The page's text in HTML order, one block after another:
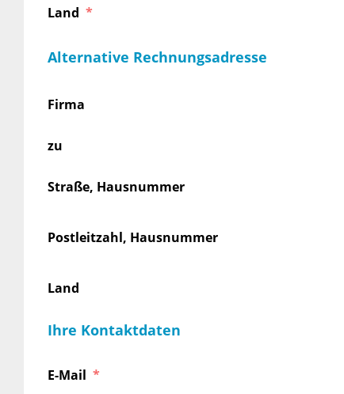
Land
Alternative Rechnungsadresse
Firma
zu
Straße, Hausnummer
Postleitzahl, Hausnummer
Land
Ihre Kontaktdaten
E-Mail